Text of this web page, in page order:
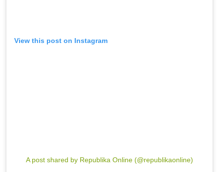
View this post on Instagram
A post shared by Republika Online (@republikaonline)